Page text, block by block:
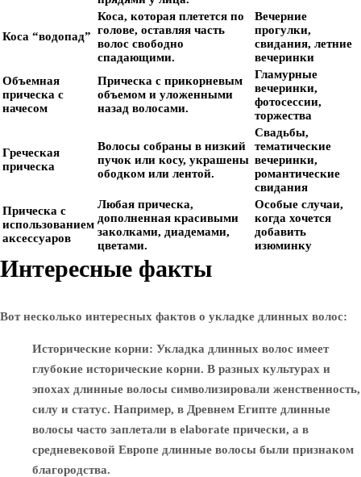
Коса “водопад”
Коса, которая плетется по
голове, оставляя часть
волос свободно
спадающими.
Вечерние
прогулки,
свидания, летние
вечеринки
Объемная
прическа с
начесом
Прическа с прикорневым
объемом и уложенными
назад волосами.
Гламурные
вечеринки,
фотосессии,
торжества
Греческая
прическа
Волосы собраны в низкий
пучок или косу, украшены
ободком или лентой.
Свадьбы,
тематические
вечеринки,
романтические
свидания
Прическа с
использованием
аксессуаров
Любая прическа,
дополненная красивыми
заколками, диадемами,
цветами.
Особые случаи,
когда хочется
добавить
изюминку
Интересные факты
Вот несколько интересных фактов о укладке длинных волос:
Исторические корни: Укладка длинных волос имеет
глубокие исторические корни. В разных культурах и
эпохах длинные волосы символизировали женственность,
силу и статус. Например, в Древнем Египте длинные
волосы часто заплетали в elaborate прически, а в
средневековой Европе длинные волосы были признаком
благородства.